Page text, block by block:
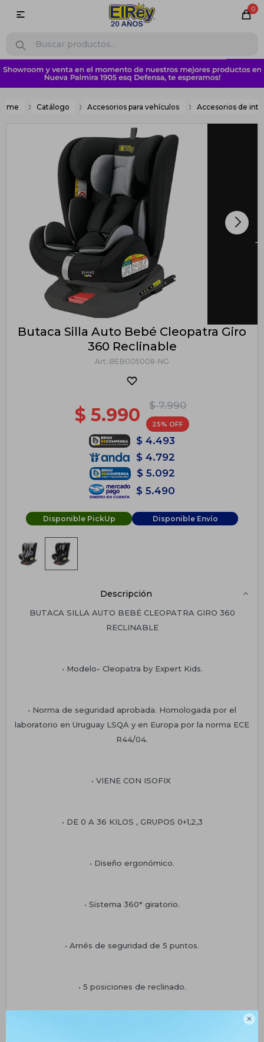

0

Catálogo Accesorios para vehículos Accesorios de
Butaca Silla Auto Bebé Cleopatra Giro
360 Reclinable
BEB005008-NG
$ 7.990
$ 5.990 25
$ 4.493
$ 4.792
$ 5.092
$ 5.490
Disponible PickUp Disponible Envío
Descripción
BUTACA SILLA AUTO BEBÉ CLEOPATRA GIRO 360
RECLINABLE
• Modelo- Cleopatra by Expert Kids.
• Norma de seguridad aprobada. Homologada por el
laboratorio en Uruguay LSQA y en Europa por la norma ECE
R44/04.
• VIENE CON ISOFIX
• DE 0 A 36 KILOS , GRUPOS 0+1,2,3
• Diseño ergonómico.
• Sistema 360° giratorio.
• Arnés de seguridad de 5 puntos.
• 5 posiciones de reclinado.